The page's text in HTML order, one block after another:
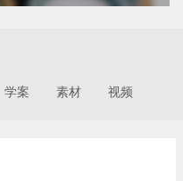
学案 素材 视频